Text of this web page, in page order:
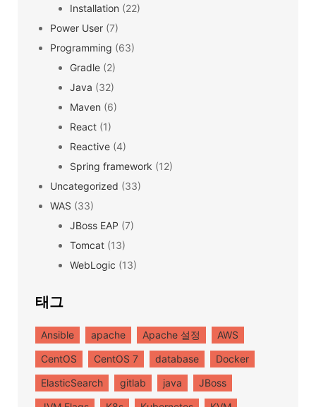
Installation (22)
Power User (7)
Programming (63)
Gradle (2)
Java (32)
Maven (6)
React (1)
Reactive (4)
Spring framework (12)
Uncategorized (33)
WAS (33)
JBoss EAP (7)
Tomcat (13)
WebLogic (13)
태그
Ansible apache Apache 설정
AWS
CentOS
CentOS 7 database
Docker
ElasticSearch
gitlab java
JBoss